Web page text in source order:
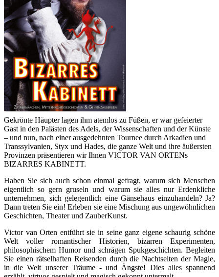
Gekrönte Häupter lagen ihm atemlos zu Füßen, er war gefeierter
Gast in den Palästen des Adels, der Wissenschaften und der Künste
– und nun, nach einer ausgedehnten Tournee durch Arkadien und
Transsylvanien, Styx und Hades, die ganze Welt und ihre äußersten
Provinzen präsentieren wir Ihnen VICTOR VAN ORTENs
BIZARRES KABINETT.
Haben Sie sich auch schon einmal gefragt, warum sich Menschen
eigentlich so gern gruseln und warum sie alles nur Erdenkliche
unternehmen, sich gelegentlich eine Gänsehaus einzuhandeln? Ja?
Dann treten Sie ein! Erleben sie eine Mischung aus ungewöhnlichen
Geschichten, Theater und ZauberKunst.
Victor van Orten entführt sie in seine ganz eigene schaurig schöne
Welt voller romantischer Historien, bizarren Experimenten,
philosophischem Humor und schrägen Spukgeschichten. Begleiten
Sie einen rätselhaften Reisenden durch die Nachtseiten der Magie,
in die Welt unserer Träume - und Ängste! Dies alles spannend